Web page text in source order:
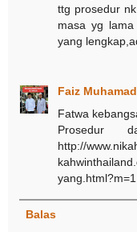
ttg prosedur
masa yg
yang
Faiz Muhamad
Fatwa
Prosedur
http://
yang.html?m=1
Balas